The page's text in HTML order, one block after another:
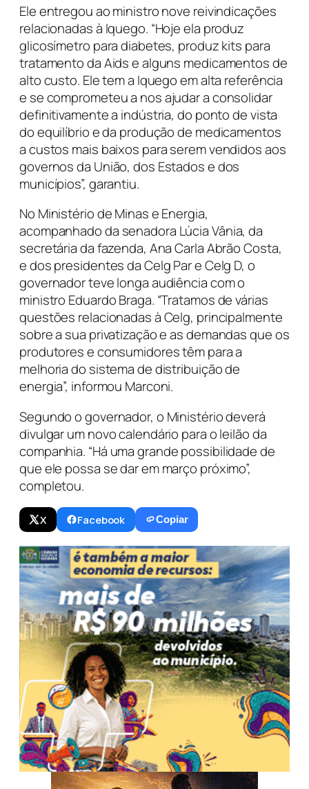
X Facebook Copiar
Ele entregou ao ministro nove reivindicações
relacionadas à Iquego. “Hoje ela produz
glicosímetro para diabetes, produz kits para
tratamento da Aids e alguns medicamentos de
alto custo. Ele tem a Iquego em alta referência
e se comprometeu a nos ajudar a consolidar
definitivamente a indústria, do ponto de vista
do equilíbrio e da produção de medicamentos
a custos mais baixos para serem vendidos aos
governos da União, dos Estados e dos
municípios”, garantiu.
No Ministério de Minas e Energia,
acompanhado da senadora Lúcia Vânia, da
secretária da fazenda, Ana Carla Abrão Costa,
e dos presidentes da Celg Par e Celg D, o
governador teve longa audiência com o
ministro Eduardo Braga. “Tratamos de várias
questões relacionadas à Celg, principalmente
sobre a sua privatização e as demandas que os
produtores e consumidores têm para a
melhoria do sistema de distribuição de
energia”, informou Marconi.
Segundo o governador, o Ministério deverá
divulgar um novo calendário para o leilão da
companhia. “Há uma grande possibilidade de
que ele possa se dar em março próximo”,
completou.